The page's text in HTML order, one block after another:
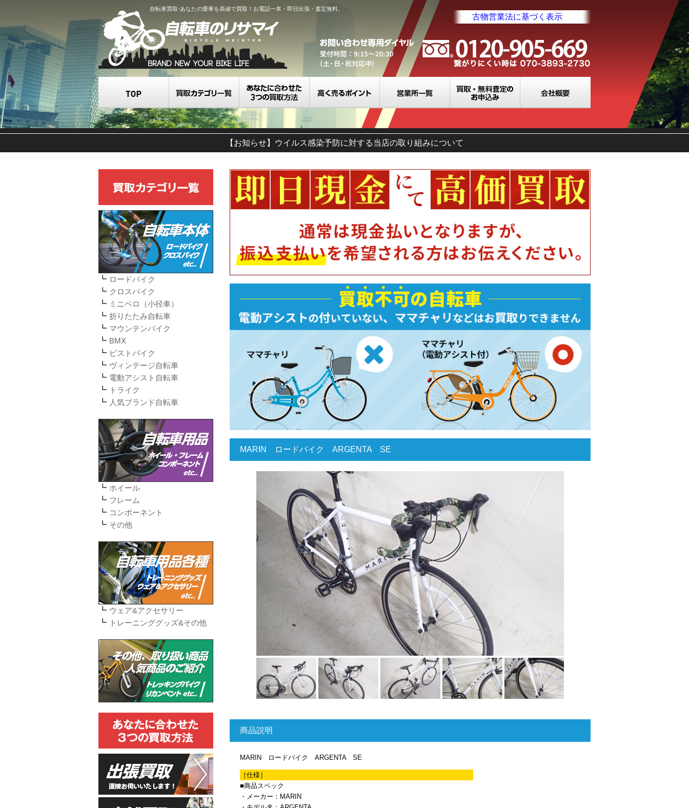
自転車買取-あなたの愛車を高値で買取！お電話一本・即日出張・査定無料。
古物営業法に基づく表示
【お知らせ】ウイルス感染予防に対する当店の取り組みについて
MARIN ロードバイク ARGENTA SE
商品説明
MARIN ロードバイク ARGENTA SE
［仕様］
■商品スペック
・メーカー：MARIN
ロードバイク
クロスバイク
ミニベロ（小径車）
折りたたみ自転車
マウンテンバイク
BMX
ピストバイク
ヴィンテージ自転車
電動アシスト自転車
トライク
人気ブランド自転車
ホイール
フレーム
コンポーネント
その他
ウェア&アクセサリー
トレーニンググッズ&その他